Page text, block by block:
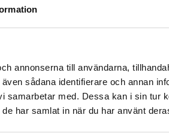
annonserna till användarna,
sådana identifierare och annan
med. Dessa kan i sin tur
har samlat in när du har använt
med 0.96" färgskärm. IPX7